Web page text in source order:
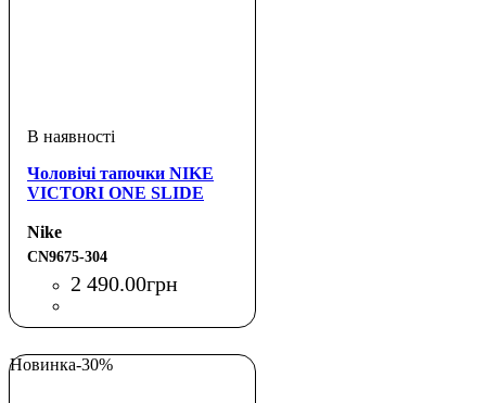
Чоловічі тапочки NIKE
VICTORI ONE SLIDE
Nike
CN9675-304
2 490.00грн
Новинка-30%